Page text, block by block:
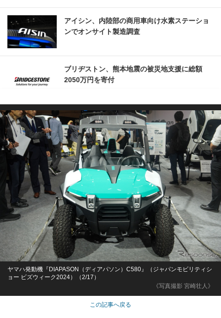
アイシン、内陸部の商用車向け水素ステーショ
ンでオンサイト製造調査
ブリヂストン、熊本地震の被災地支援に総額
2050万円を寄付
《写真撮影 宮崎壮人》
ヤマハ発動機『DIAPASON（ディアパソン）C580』（ジャパンモビリティシ
ョー ビズウィーク2024）（2/17）
この記事へ戻る